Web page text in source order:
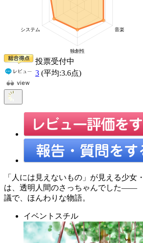
投票受付中
3 (平均:3.6点)
「人には見えないもの」が見える少女
は、透明人間のさっちゃんでした――
議で、ほんわりな物語。
イベントスチル